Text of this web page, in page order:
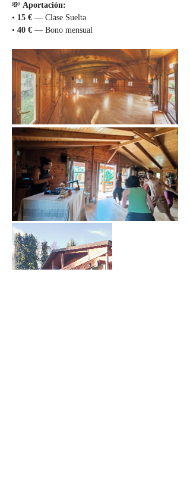
💸 Aportación:
• 15 € — Clase Suelta
• 40 € — Bono mensual